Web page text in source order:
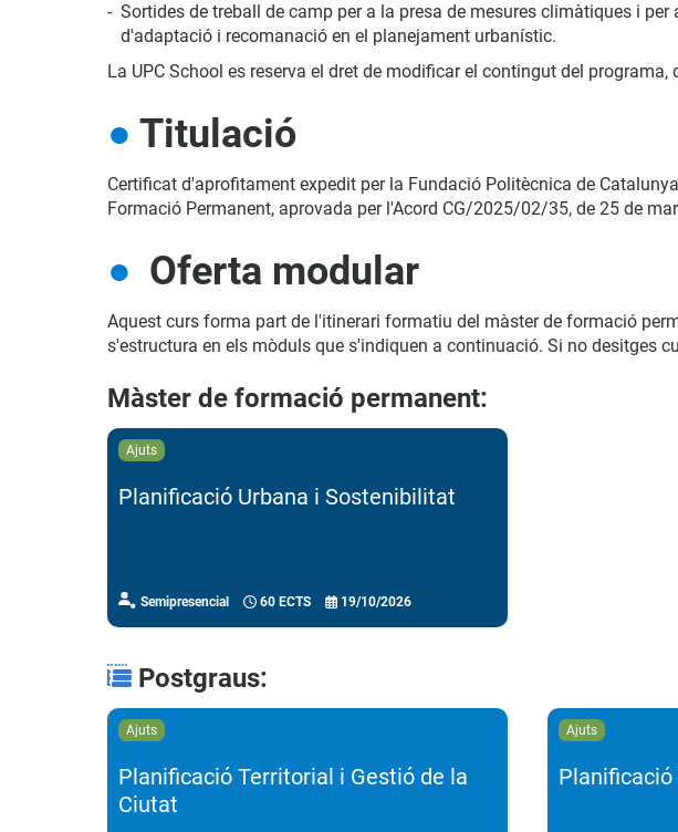
Sortides de treball de camp per a la presa de mesures climàtiques i
d'adaptació i recomanació en el planejament urbanístic.
La UPC School es reserva el dret de modificar el contingut del
Titulació
Certificat d'aprofitament expedit per la Fundació Politècnica de
Formació Permanent, aprovada per l'Acord CG/2025/02/35, de 25 de
Oferta modular
Aquest curs forma part de l'itinerari formatiu del màster de formació
s'estructura en els mòduls que s'indiquen a continuació. Si no desitges
Màster de formació permanent:
ajuts
Planificació Urbana i Sostenibilitat
Semipresencial 60 ECTS 19/10/2026
Postgraus:
ajuts
Planificació Territorial i Gestió de la
Ciutat
ajuts